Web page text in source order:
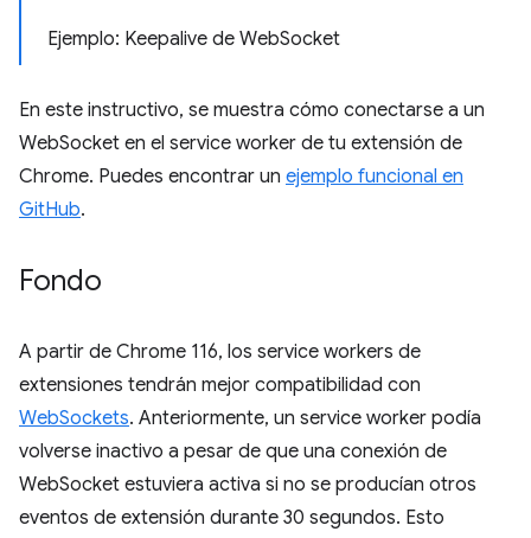
Ejemplo: Keepalive de WebSocket
En este instructivo, se muestra cómo conectarse a un
WebSocket en el service worker de tu extensión de
Chrome. Puedes encontrar un ejemplo funcional en
GitHub.
Fondo
A partir de Chrome 116, los service workers de
extensiones tendrán mejor compatibilidad con
WebSockets. Anteriormente, un service worker podía
volverse inactivo a pesar de que una conexión de
WebSocket estuviera activa si no se producían otros
eventos de extensión durante 30 segundos. Esto